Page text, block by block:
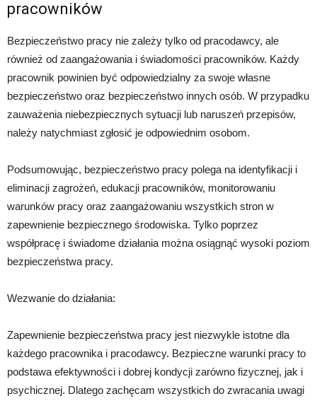
pracowników
Bezpieczeństwo pracy nie zależy tylko od pracodawcy, ale
również od zaangażowania i świadomości pracowników. Każdy
pracownik powinien być odpowiedzialny za swoje własne
bezpieczeństwo oraz bezpieczeństwo innych osób. W przypadku
zauważenia niebezpiecznych sytuacji lub naruszeń przepisów,
należy natychmiast zgłosić je odpowiednim osobom.
Podsumowując, bezpieczeństwo pracy polega na identyfikacji i
eliminacji zagrożeń, edukacji pracowników, monitorowaniu
warunków pracy oraz zaangażowaniu wszystkich stron w
zapewnienie bezpiecznego środowiska. Tylko poprzez
współpracę i świadome działania można osiągnąć wysoki poziom
bezpieczeństwa pracy.
Wezwanie do działania:
Zapewnienie bezpieczeństwa pracy jest niezwykle istotne dla
każdego pracownika i pracodawcy. Bezpieczne warunki pracy to
podstawa efektywności i dobrej kondycji zarówno fizycznej, jak i
psychicznej. Dlatego zachęcam wszystkich do zwracania uwagi